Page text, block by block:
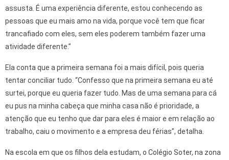
assusta. É uma experiência diferente, estou conhecendo as
pessoas que eu mais amo na vida, porque você tem que ficar
trancafiado com eles, sem eles poderem também fazer uma
atividade diferente.”
Ela conta que a primeira semana foi a mais difícil, pois queria
tentar conciliar tudo. “Confesso que na primeira semana eu até
surtei, porque eu queria fazer tudo. Mas de uma semana para cá
eu pus na minha cabeça que minha casa não é prioridade, a
atenção que eu tenho que dar para eles é maior e em relação ao
trabalho, caiu o movimento e a empresa deu férias”, detalha.
Na escola em que os filhos dela estudam, o Colégio Soter, na zona